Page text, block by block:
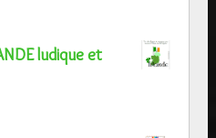
ludique et